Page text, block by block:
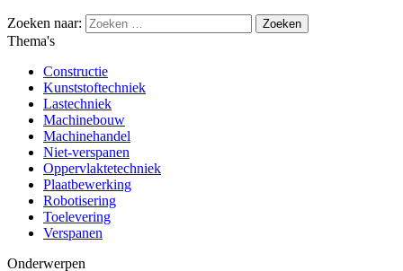
Zoeken naar:
Thema's
Constructie
Kunststoftechniek
Lastechniek
Machinebouw
Machinehandel
Niet-verspanen
Oppervlaktetechniek
Plaatbewerking
Robotisering
Toelevering
Verspanen
Onderwerpen